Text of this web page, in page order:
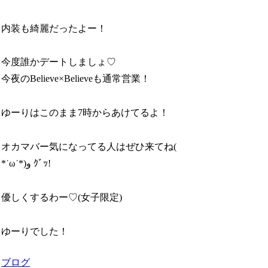
内装も綺麗だったよー！
今度誰かデートしましょ♡
今夜のBelieve×Believeも通常営業！
ゆーりはこのまま7時からあけてるよ！
オカマバー気になってる人はぜひ来てね(
*˙ω˙*)و ｸﾞｯ!
優しくするわー♡(女子限定)
ゆーりでした！
ブログ